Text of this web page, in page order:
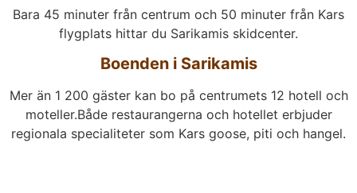
Bara 45 minuter från centrum och 50 minuter från Kars
flygplats hittar du Sarikamis skidcenter.
Boenden i Sarikamis
Mer än 1 200 gäster kan bo på centrumets 12 hotell och
moteller.Både restaurangerna och hotellet erbjuder
regionala specialiteter som Kars goose, piti och hangel.